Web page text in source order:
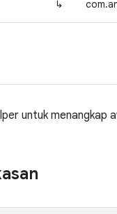
↳
untuk menangkap